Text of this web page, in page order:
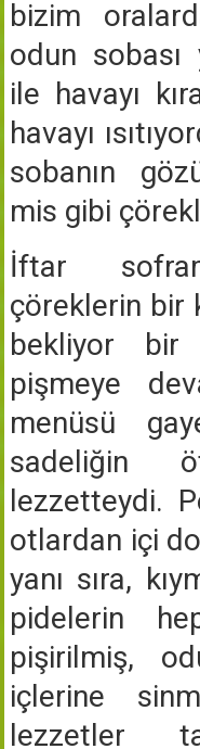
bizim
odun sobası
ile havayı
havayı
sobanın
mis gibi
İftar
çöreklerin bir
bekliyor bir
pişmeye
menüsü
sadeliğin
lezzetteydi.
otlardan içi
yanı sıra,
pidelerin
pişirilmiş,
içlerine
lezzetler